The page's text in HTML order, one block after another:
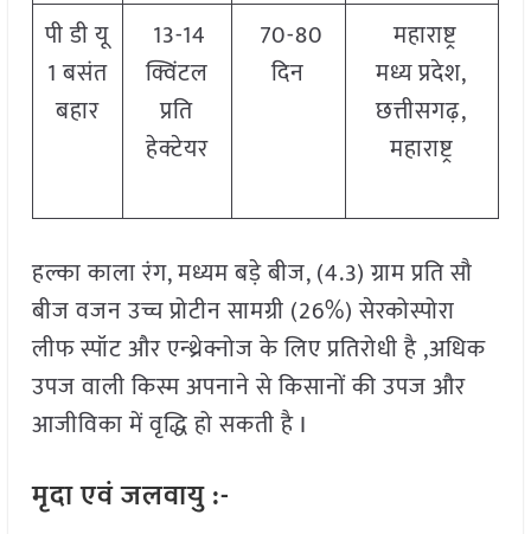
पी डी यू
1 बसंत
बहार
13-14
क्विंटल
प्रति
हेक्टेयर
70-80
दिन
महाराष्ट्र
मध्य प्रदेश,
छत्तीसगढ़,
महाराष्ट्र
हल्का काला रंग, मध्यम बड़े बीज, (4.3) ग्राम प्रति सौ
बीज वजन उच्च प्रोटीन सामग्री (26%) सेरकोस्पोरा
लीफ स्पॉट और एन्थ्रेक्नोज के लिए प्रतिरोधी है ,अधिक
उपज वाली किस्म अपनाने से किसानों की उपज और
आजीविका में वृद्धि हो सकती है I
मृदा एवं जलवायु :-